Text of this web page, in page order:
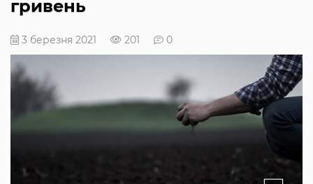
гривень
3 березня 2021 201 0